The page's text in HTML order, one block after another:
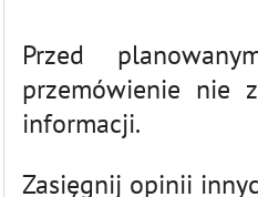
Przed
przemówienie nie
informacji.
Zasięgnij opinii